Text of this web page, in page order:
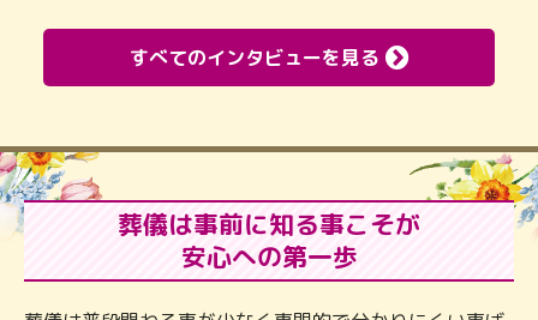
すべてのインタビューを見る
葬儀は事前に知る事こそが
安心への第一歩